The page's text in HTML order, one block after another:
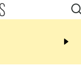
12:03
commerciales - 160
pour 10 jours de